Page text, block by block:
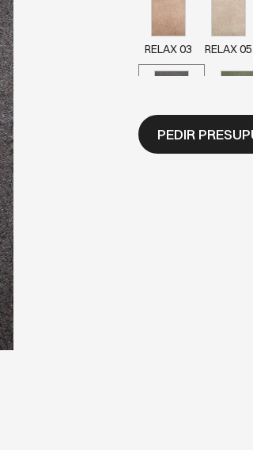
RELAX 03 RELAX 05
RELAX 123 RELAX
PEDIR